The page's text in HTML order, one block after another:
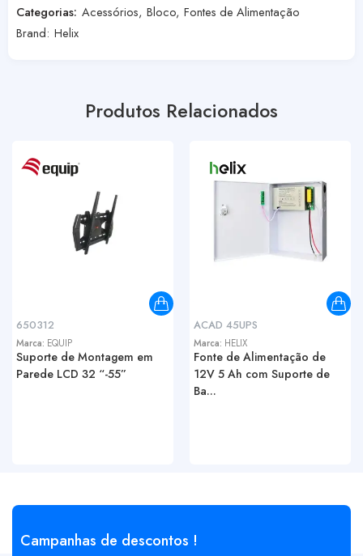
Categorias: Acessórios, Bloco, Fontes de Alimentação
Brand: Helix
Produtos Relacionados
650312
Marca: EQUIP
Suporte de Montagem em
Parede LCD 32 “-55”
ACAD 45UPS
Marca: HELIX
Fonte de Alimentação de
12V 5 Ah com Suporte de
Ba...
Campanhas de descontos !